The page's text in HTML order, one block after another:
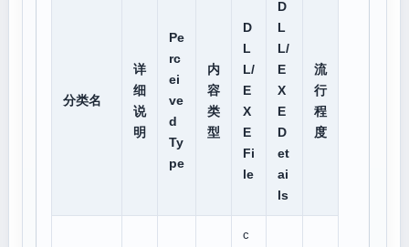
分类名
详
细
说
明
Pe
rc
ei
ve
d
Ty
pe
内
容
类
型
D
L
L/
E
X
E
Fi
le
D
L
L/
E
X
E
D
et
ai
ls
流
行
程
度
c